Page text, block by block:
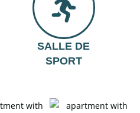
SALLE DE
SPORT